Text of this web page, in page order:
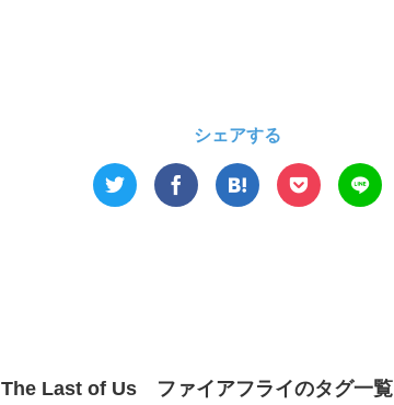
シェアする
The Last of Us ファイアフライのタグ一覧